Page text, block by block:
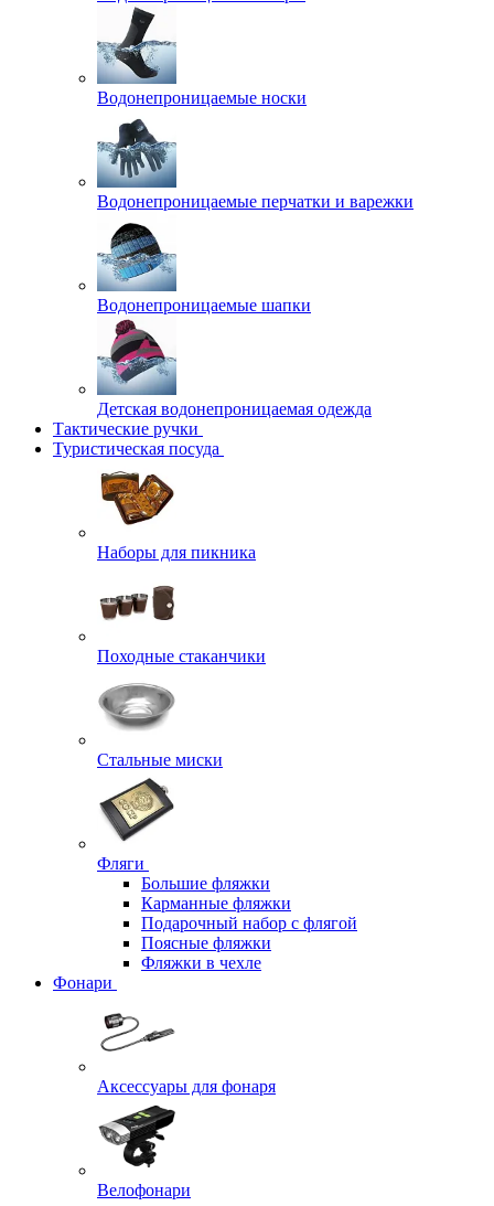
Водонепроницаемые носки
Водонепроницаемые перчатки и варежки
Водонепроницаемые шапки
Детская водонепроницаемая одежда
Тактические ручки
Туристическая посуда
Наборы для пикника
Походные стаканчики
Стальные миски
Фляги
Большие фляжки
Карманные фляжки
Подарочный набор с флягой
Поясные фляжки
Фляжки в чехле
Фонари
Аксессуары для фонаря
Велофонари